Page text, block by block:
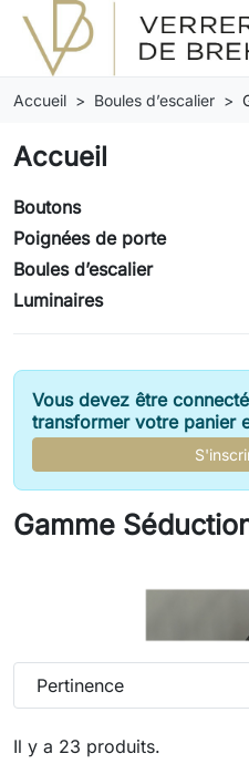
Accueil Boules d’escalier
Accueil
Boutons
Poignées de porte
Boules d’escalier
Luminaires
Vous devez être
transformer votre panier
Gamme
Il y a 23 produits.
Pertinence